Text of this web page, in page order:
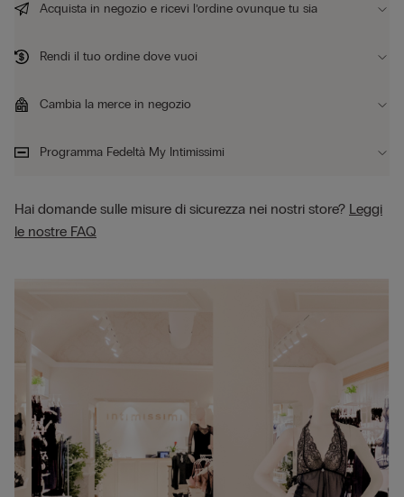
Acquista in negozio e ricevi l’ordine ovunque tu sia
Rendi il tuo ordine dove vuoi
Cambia la merce in negozio
Programma Fedeltà My Intimissimi
Hai domande sulle misure di sicurezza nei nostri store? Leggi
le nostre FAQ